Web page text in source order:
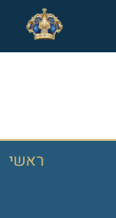
ראשי